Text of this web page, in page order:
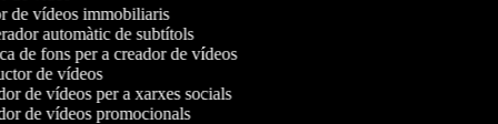
vídeos immobiliaris
automàtic de subtítols
de fons per a creador de vídeos
de vídeos
de vídeos per a xarxes socials
de vídeos promocionals